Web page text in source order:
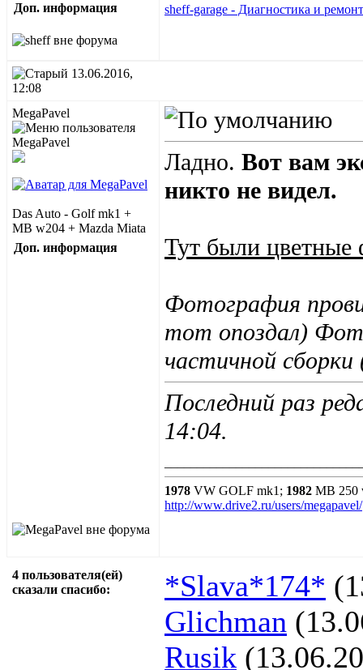
Доп. информация
sheff-garage - Диагностика и
13.06.2016,
12:08
MegaPavel
Das Auto - Golf mk1 +
MB w204 + Mazda Miata
Доп. информация
Ладно. Вот вам
никто не видел.
Тут были цветные
Фотография
тот опоздал)
частичной
Последний раз
14:04.
1978 VW GOLF mk1; 1982 MB 250
http://www.drive2.ru/users/megapavel/
4 пользователя(ей)
сказали cпасибо:
*Slava*174*
Glichman
Rusik